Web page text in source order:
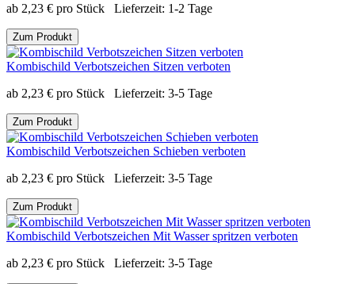
ab 2,23 € pro Stück Lieferzeit: 1-2 Tage
Zum Produkt
Kombischild Verbotszeichen Sitzen verboten
ab 2,23 € pro Stück Lieferzeit: 3-5 Tage
Zum Produkt
Kombischild Verbotszeichen Schieben verboten
ab 2,23 € pro Stück Lieferzeit: 3-5 Tage
Zum Produkt
Kombischild Verbotszeichen Mit Wasser spritzen verboten
ab 2,23 € pro Stück Lieferzeit: 3-5 Tage